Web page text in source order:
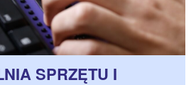
INSTYTUT TYFLOLOGICZNY
KONTAKT
SPRZĘTU I